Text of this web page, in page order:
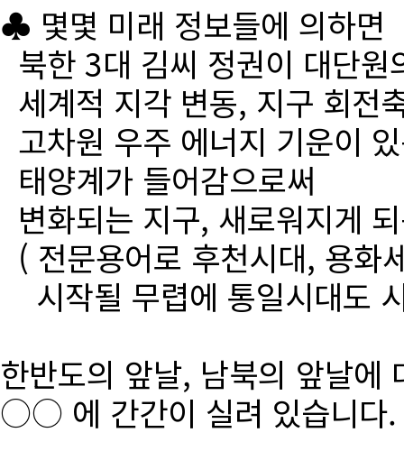
♣ 몇몇 미래 정보들에 의하면
북한 3대 김씨 정권이 대단
세계적 지각 변동, 지구 회전
고차원 우주 에너지 기운이
태양계가 들어감으로써
변화되는 지구, 새로워지게
( 전문용어로 후천시대, 용화
시작될 무렵에 통일시대도
한반도의 앞날, 남북의 앞날에
○○ 에 간간이 실려 있습니다.